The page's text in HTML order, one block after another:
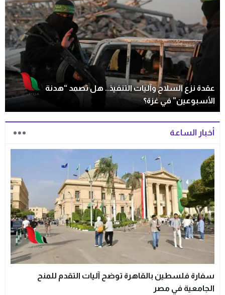
عقدة نزع السلاح وآليات التنفيذ.. هل تصمد “هدنة
الأسبوعين” في غزة؟
أخبار الساعة
سفارة فلسطين بالقاهرة توضح آليات التقدم للمنح
الجامعية في مصر